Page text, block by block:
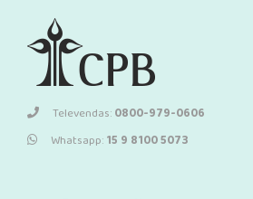
Televendas:0800-979-0606
Whatsapp:15 9 8100 5073